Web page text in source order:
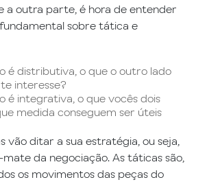
a outra parte, é hora de entender
sobre tática e
é distributiva, o que o outro lado
interesse?
é integrativa, o que vocês dois
medida conseguem ser úteis
vão ditar a sua estratégia, ou seja,
da negociação. As táticas são,
os movimentos das peças do